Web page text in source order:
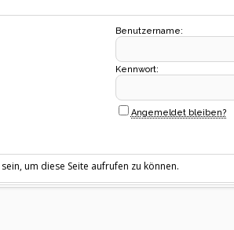
Benutzername:
Kennwort:
Angemeldet bleiben?
sein, um diese Seite aufrufen zu können.